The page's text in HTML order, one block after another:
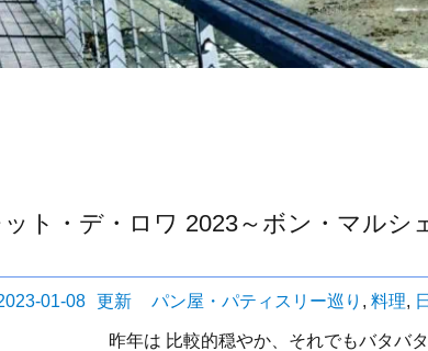
ット・デ・ロワ 2023～ボン・マル
01-08
カ
テ
パン屋・パティスリー巡り ,料理,
昨年は 比較的穏やか、それでもバタバ